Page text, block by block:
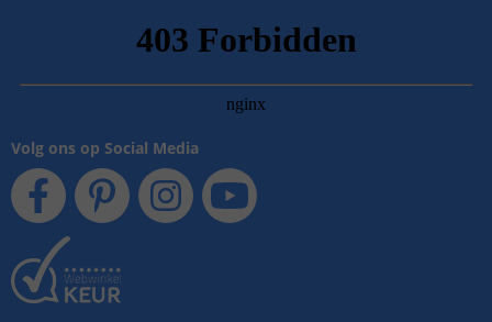
Volg ons op Social Media